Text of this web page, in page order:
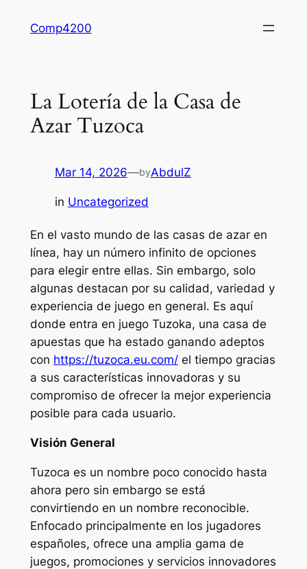
Comp4200
La Lotería de la Casa de
Azar Tuzoca
Mar 14, 2026—byAbdulZ
in Uncategorized
En el vasto mundo de las casas de azar en
línea, hay un número infinito de opciones
para elegir entre ellas. Sin embargo, solo
algunas destacan por su calidad, variedad y
experiencia de juego en general. Es aquí
donde entra en juego Tuzoka, una casa de
apuestas que ha estado ganando adeptos
con https://tuzoca.eu.com/el tiempo gracias
a sus características innovadoras y su
compromiso de ofrecer la mejor experiencia
posible para cada usuario.
Visión General
Tuzoca es un nombre poco conocido hasta
ahora pero sin embargo se está
convirtiendo en un nombre reconocible.
Enfocado principalmente en los jugadores
españoles, ofrece una amplia gama de
juegos, promociones y servicios innovadores